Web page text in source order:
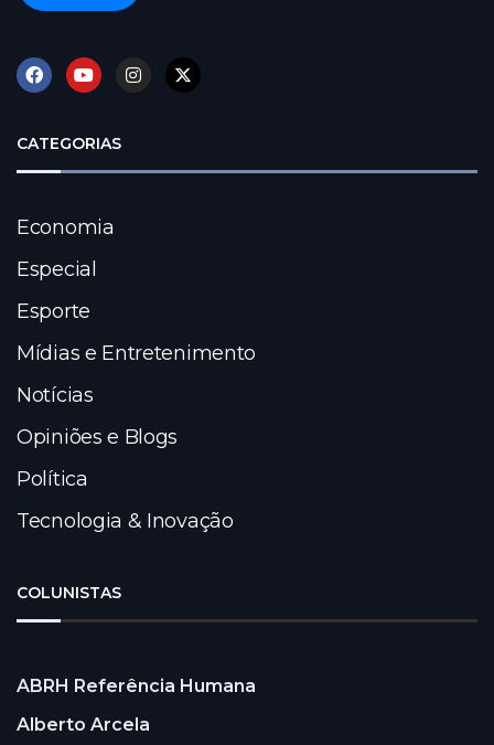
CATEGORIAS
Economia
Especial
Esporte
Mídias e Entretenimento
Notícias
Opiniões e Blogs
Política
Tecnologia & Inovação
COLUNISTAS
ABRH Referência Humana
Alberto Arcela